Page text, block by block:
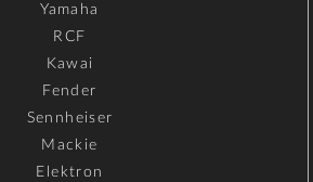
Yamaha
RCF
Kawai
Fender
Sennheiser
Mackie
Elektron